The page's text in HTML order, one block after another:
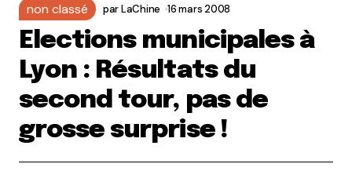
non classé parLaChine 16 mars 2008
Elections municipales à
Lyon : Résultats du
second tour, pas de
grosse surprise !